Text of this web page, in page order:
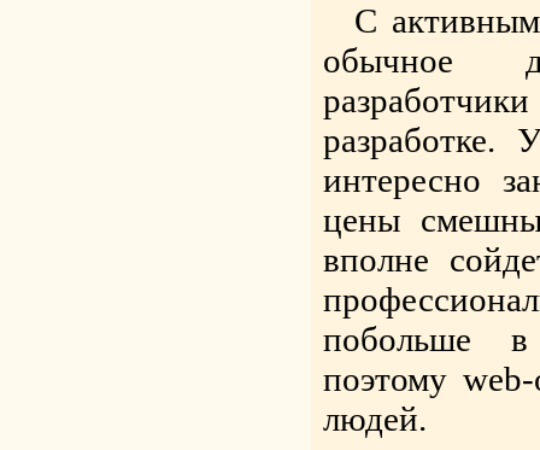
С
обычное
разработке.
интересно
цены
вполне
побольше в
поэтому
людей.